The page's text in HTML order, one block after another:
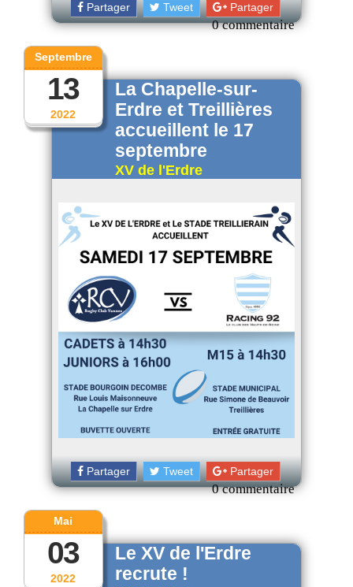
Partager Tweet Partager
0 commentaire
2022
Septembre
13
La Chapelle-sur-
Erdre et Treillières
accueillent le 17
septembre
XV de l'Erdre
Partager Tweet Partager
0 commentaire
2022
Mai
03
Le XV de l'Erdre
recrute !